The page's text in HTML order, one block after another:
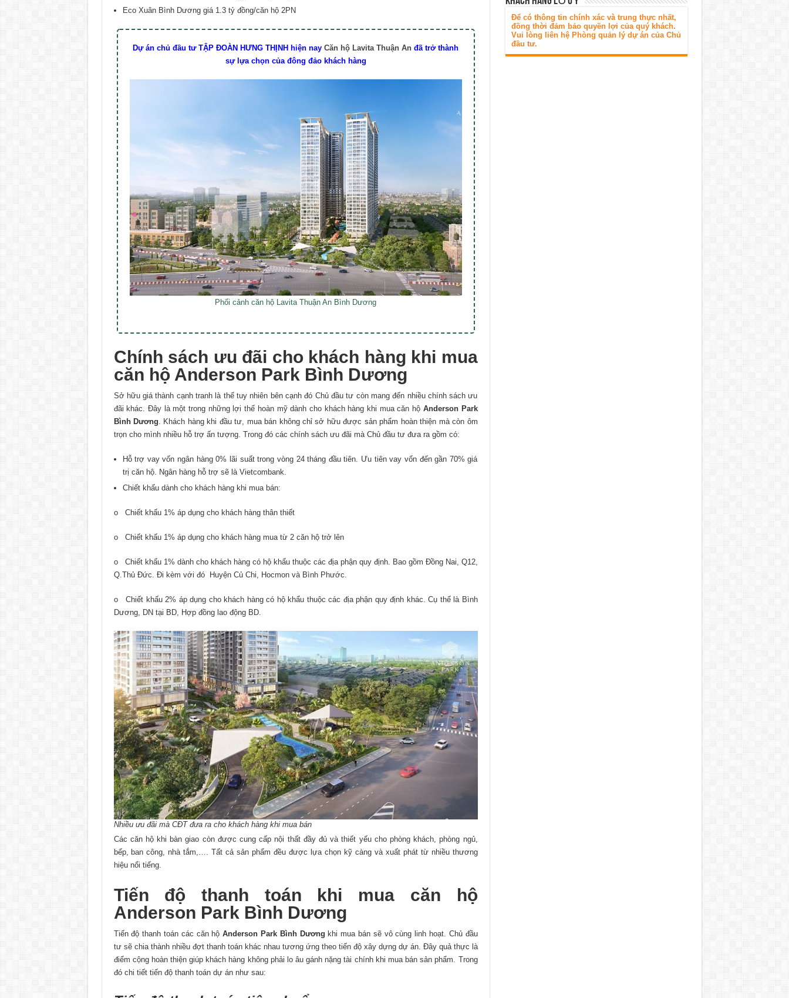
Eco Xuân Bình Dương giá 1.3 tỷ đồng/căn hộ 2PN
Dự án chủ đầu tư TẬP ĐOÀN HƯNG THỊNH hiện nay Căn hộ Lavita Thuận An đã trở thành
sự lựa chọn của đông đảo khách hàng
Phối cảnh căn hộ Lavita Thuận An Bình Dương
Chính sách ưu đãi cho khách hàng khi mua
căn hộ Anderson Park Bình Dương
Sở hữu giá thành cạnh tranh là thế tuy nhiên bên cạnh đó Chủ đầu tư còn mang đến nhiều chính sách ưu
đãi khác. Đây là một trong những lợi thế hoàn mỹ dành cho khách hàng khi mua căn hộ Anderson Park
Bình Dương. Khách hàng khi đầu tư, mua bán không chỉ sở hữu được sản phẩm hoàn thiện mà còn ôm
trọn cho mình nhiều hỗ trợ ấn tượng. Trong đó các chính sách ưu đãi mà Chủ đầu tư đưa ra gồm có:
Hỗ trợ vay vốn ngân hàng 0% lãi suất trong vòng 24 tháng đầu tiên. Ưu tiên vay vốn đến gần 70% giá
trị căn hộ. Ngân hàng hỗ trợ sẽ là Vietcombank.
Chiết khấu dành cho khách hàng khi mua bán:
o Chiết khấu 1% áp dụng cho khách hàng thân thiết
o Chiết khấu 1% áp dụng cho khách hàng mua từ 2 căn hộ trở lên
o Chiết khấu 1% dành cho khách hàng có hộ khẩu thuộc các địa phận quy định. Bao gồm Đồng Nai, Q12,
Q.Thủ Đức. Đi kèm với đó Huyện Củ Chi, Hocmon và Bình Phước.
o Chiết khấu 2% áp dụng cho khách hàng có hộ khẩu thuộc các địa phận quy định khác. Cụ thể là Bình
Dương, DN tại BD, Hợp đồng lao động BD.
Nhiều ưu đãi mà CĐT đưa ra cho khách hàng khi mua bán
Các căn hộ khi bàn giao còn được cung cấp nội thất đầy đủ và thiết yếu cho phòng khách, phòng ngủ,
bếp, ban công, nhà tắm,…. Tất cả sản phẩm đều được lựa chọn kỹ càng và xuất phát từ nhiều thương
hiệu nổi tiếng.
Tiến độ thanh toán khi mua căn hộ
Anderson Park Bình Dương
Tiến độ thanh toán các căn hộAnderson Park Bình Dương khi mua bán sẽ vô cùng linh hoạt. Chủ đầu
tư sẽ chia thành nhiều đợt thanh toán khác nhau tương ứng theo tiến độ xây dựng dự án. Đây quả thực là
điểm cộng hoàn thiện giúp khách hàng không phải lo âu gánh nặng tài chính khi mua bán sản phẩm. Trong
đó chi tiết tiến độ thanh toán dự án như sau:
Để có thông tin chính xác và trung thực nhất,
đồng thời đảm bảo quyền lợi của quý khách.
Vui lòng liên hệ Phòng quản lý dự án của Chủ
đầu tư.